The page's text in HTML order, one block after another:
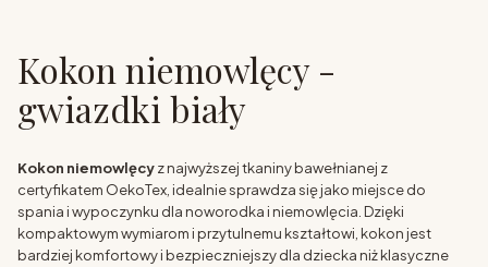
Kokon niemowlęcy -
gwiazdki biały
Kokon niemowlęcyz najwyższej tkaniny bawełnianej z
certyfikatem OekoTex, idealnie sprawdza się jako miejsce do
spania i wypoczynku dla noworodka i niemowlęcia. Dzięki
kompaktowym wymiarom i przytulnemu kształtowi, kokon jest
bardziej komfortowy i bezpieczniejszy dla dziecka niż klasyczne